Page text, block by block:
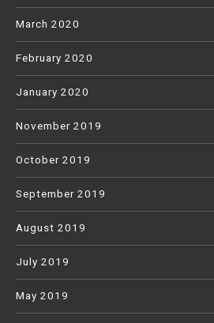
March 2020
February 2020
January 2020
November 2019
October 2019
September 2019
August 2019
July 2019
May 2019